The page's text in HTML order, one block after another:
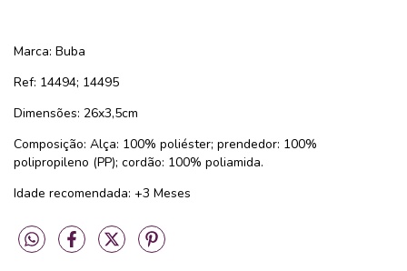
Marca: Buba
Ref: 14494; 14495
Dimensões: 26x3,5cm
Composição: Alça: 100% poliéster; prendedor: 100%
polipropileno (PP); cordão: 100% poliamida.
Idade recomendada: +3 Meses